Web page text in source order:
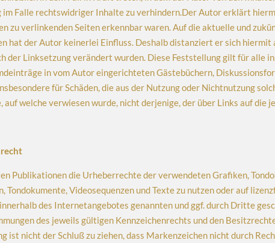
im Falle rechtswidriger Inhalte zu verhindern.Der Autor erklärt
zu verlinkenden Seiten erkennbar waren. Auf die aktuelle und
hat der Autor keinerlei Einfluss. Deshalb distanziert er sich
der Linksetzung verändert wurden. Diese Feststellung gilt für alle
in vom Autor eingerichteten Gästebüchern,
für Schäden, die aus der Nutzung oder Nichtnutzung
auf welche verwiesen wurde, nicht derjenige, der über Links auf
Publikationen die Urheberrechte der verwendeten Grafiken,
Videosequenzen und Texte zu nutzen oder auf
des Internetangebotes genannten und ggf. durch Dritte
des jeweils gültigen Kennzeichenrechts und den
ist nicht der Schluß zu ziehen, dass Markenzeichen nicht durch